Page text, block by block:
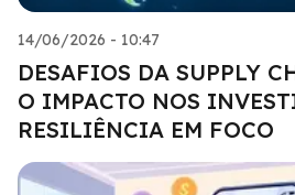
14/06/2026 - 10:47
DESAFIOS DA SUPPLY
O IMPACTO NOS
RESILIÊNCIA EM FOCO